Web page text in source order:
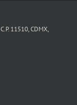
11510, CDMX,